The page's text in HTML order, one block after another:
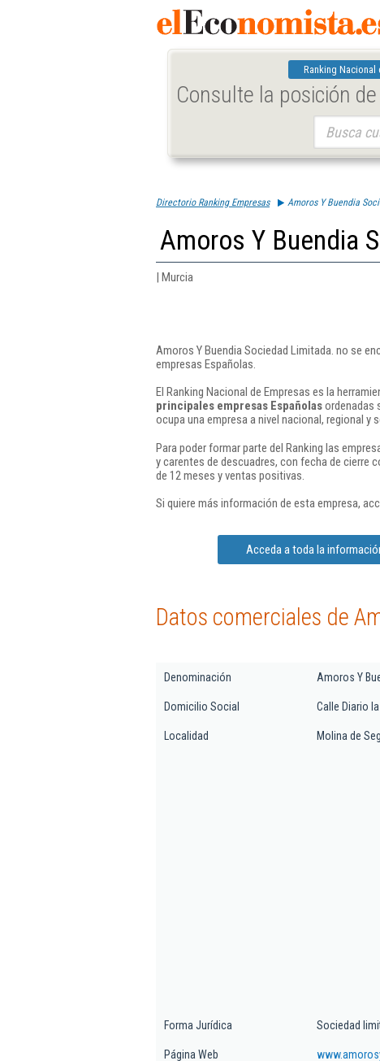
Ranking Nacional
Consulte la posición
Directorio Ranking Empresas Amoros Y Buendia
Amoros Y Buendia
| Murcia
Amoros Y Buendia Sociedad Limitada. no se
empresas Españolas.
El Ranking Nacional de Empresas es la
principales empresas Españolasordenadas
ocupa una empresa a nivel nacional, regional y
Para poder formar parte del Ranking las
y carentes de descuadres, con fecha de cierre
de 12 meses y ventas positivas.
Si quiere más información de esta empresa,
Acceda a toda la
Datos comerciales de
Denominación Amoros Y
Domicilio Social Calle Diario la
Localidad Molina de
Forma Jurídica Sociedad
Página Web